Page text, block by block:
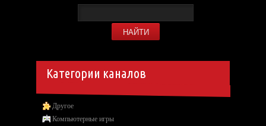
Категории каналов
Другое
Компьютерные игры